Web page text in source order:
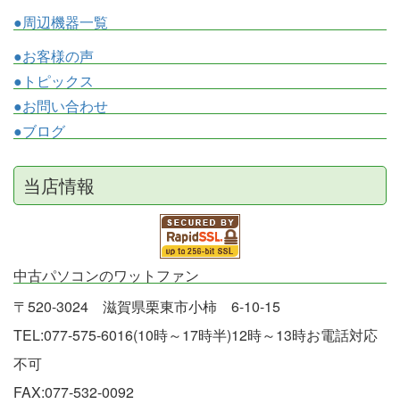
●周辺機器一覧
●お客様の声
●トピックス
●お問い合わせ
●ブログ
当店情報
中古パソコンのワットファン
〒520-3024 滋賀県栗東市小柿 6-10-15
TEL:077-575-6016(10時～17時半)12時～13時お電話対応
不可
FAX:077-532-0092